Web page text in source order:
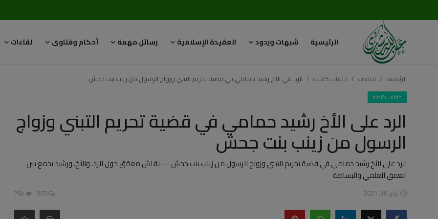
الرئيسية شبهات وردود العقيدة الإسلامية رسائل مهمة أحكام وفتاوى لقاءات
تسجيل
الدخول
شبهات وردود
العقيدة الإسلامية
رسائل مهمة
أحكام وفتاوى
الرئيسية لقاءات حلقات كاملة الرد على الأخ رشيد حمامي في قضية تحريم التبني وزواج الرسول من زينب بنت جحش
حلقات كاملة
الرد على الأخ رشيد حمامي في قضية تحريم التبني وزواج
الرسول من زينب بنت جحش
الرد على الأخ رشيد حمامي في قضية تحريم التبني وزواج الرسول من زينب بنت جحش — نقاش معمّق حول الرد، والأخ، ورشيد يجمع بين
العمق العلمي والبساطة
يناير 16, 2021 965
76k